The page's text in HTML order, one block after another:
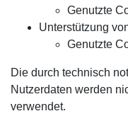
Genutzte
Unterstützung
Genutzte
Die durch technisch
Nutzerdaten werden
verwendet.